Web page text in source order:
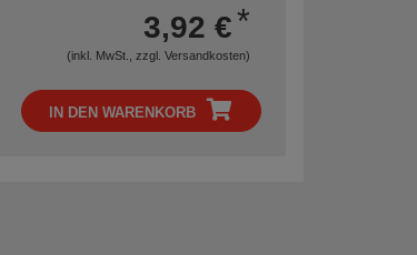
3,92 €*
(inkl. MwSt., zzgl. Versandkosten)
IN DEN WARENKORB